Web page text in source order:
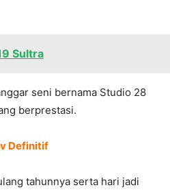
Sultra
seni bernama Studio 28
berprestasi.
Definitif
tahunnya serta hari jadi